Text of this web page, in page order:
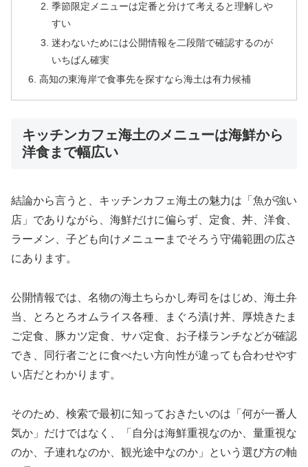
季節限定メニューは定番と分けて考えると理解しや
すい
迷わないためには公開情報を二段階で確認するのが
いちばん確実
高知の東海岸で食事先を探すなら海土は有力候補
キッチンカフェ海土のメニューは海鮮から
洋食まで幅広い
結論から言うと、キッチンカフェ海土の魅力は「魚が強い
店」でありながら、海鮮だけに偏らず、定食、丼、洋食、
ラーメン、子ども向けメニューまでそろう守備範囲の広さ
にあります。
公開情報では、名物の海土ちらかし寿司をはじめ、海土弁
当、とろとろオムライス各種、まぐろ漬け丼、厚焼きたま
ご定食、豚カツ定食、サバ定食、お子様ランチなどが確認
でき、同行者ごとに食べたい方向性が違っても合わせやす
い店だとわかります。
そのため、検索で最初に知っておきたいのは「何が一番人
気か」だけではなく、「自分は海鮮重視なのか、量重視な
のか、子連れなのか、観光途中なのか」という選び方の軸